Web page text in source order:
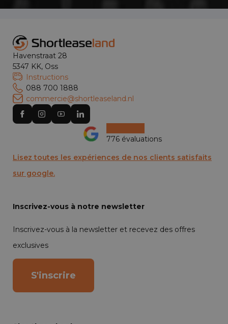
Havenstraat 28
5347 KK, Oss
Instructions
088 700 1888
commercie@shortleaseland.nl
776 évaluations
Lisez toutes les expériences de nos clients satisfaits
sur google.
Inscrivez-vous à notre newsletter
Inscrivez-vous à la newsletter et recevez des offres
exclusives
S'inscrire